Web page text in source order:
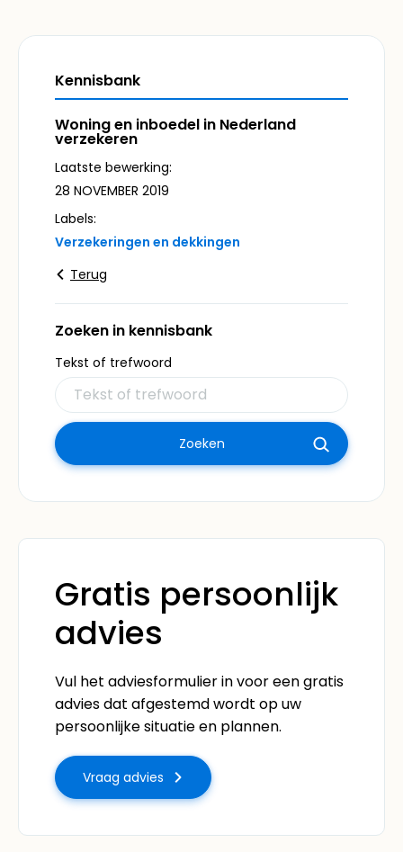
Kennisbank
Woning en inboedel in Nederland
verzekeren
Laatste bewerking:
28 NOVEMBER 2019
Labels:
Verzekeringen en dekkingen
Terug
Zoeken in kennisbank
Tekst of trefwoord
Gratis persoonlijk
advies
Vul het adviesformulier in voor een gratis
advies dat afgestemd wordt op uw
persoonlijke situatie en plannen.
Vraag advies